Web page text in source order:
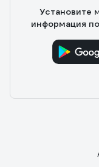
валиком...
Рекомендую.
Установите
информация